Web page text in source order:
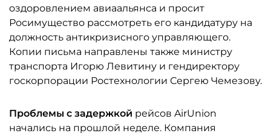
оздоровлением авиаальянса и просит
Росимущество рассмотреть его кандидатуру на
должность антикризисного управляющего.
Копии письма направлены также министру
транспорта Игорю Левитину и гендиректору
госкорпорации Ростехнологии Сергею Чемезову.
Проблемы с задержкой рейсов AirUnion
начались на прошлой неделе. Компания